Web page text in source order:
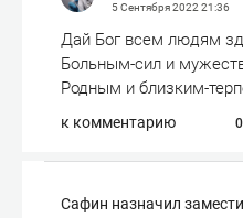
5 Сентября 2022 21:36
Дай Бог всем людям
Больным-сил и
Родным и близким-
к комментарию 0
Сафин назначил